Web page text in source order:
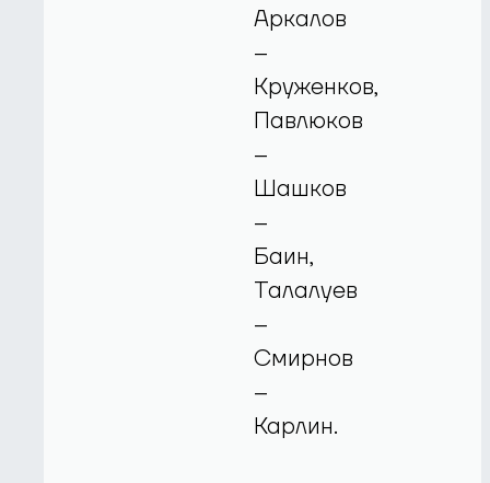
Аркалов
–
Круженков,
Павлюков
–
Шашков
–
Баин,
Талалуев
–
Смирнов
–
Карлин.